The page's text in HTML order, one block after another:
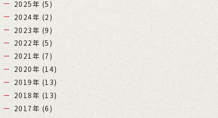
2025年 (5)
2024年 (2)
2023年 (9)
2022年 (5)
2021年 (7)
2020年 (14)
2019年 (13)
2018年 (13)
2017年 (6)